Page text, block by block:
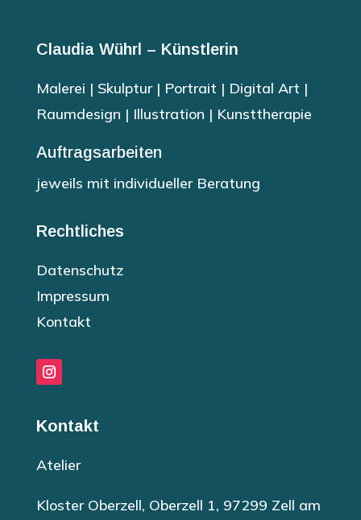
Claudia Wührl – Künstlerin
Malerei | Skulptur | Portrait | Digital Art |
Raumdesign | Illustration | Kunsttherapie
Auftragsarbeiten
jeweils mit individueller Beratung
Rechtliches
Datenschutz
Impressum
Kontakt
Kontakt
Atelier
Kloster Oberzell, Oberzell 1, 97299 Zell am